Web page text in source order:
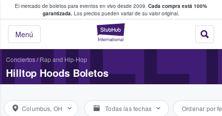
El mercado de boletos para eventos en vivo desde 2009. Cada compra está 100%
garantizada. Los precios pueden variar de su valor original.
StubHub: donde
Menú
fans compran y venden boletos
Conciertos/Rap and Hip-Hop
Hilltop Hoods Boletos
Columbus, OH Todas las fechas Ordenar por